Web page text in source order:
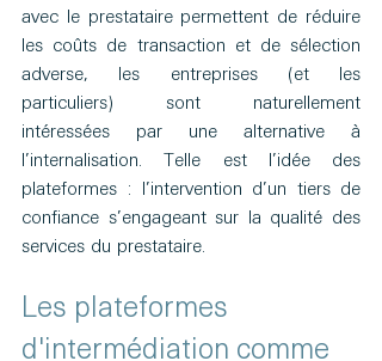
avec le prestataire permettent de réduire
les coûts de transaction et de sélection
adverse, les entreprises (et les
particuliers) sont naturellement
intéressées par une alternative à
l’internalisation. Telle est l’idée des
plateformes : l’intervention d’un tiers de
confiance s’engageant sur la qualité des
services du prestataire.
Les plateformes
d'intermédiation comme